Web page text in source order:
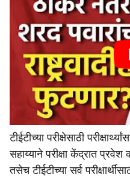
टीईटीच्या परीक्षेसाठी
सहाय्याने परीक्षा केंद्रात प्रवेश
तसेच टीईटीच्या सर्व